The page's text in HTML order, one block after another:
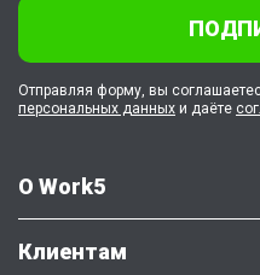
О Work5
Клиентам
Отправляя форму, вы
персональных данных и даёте